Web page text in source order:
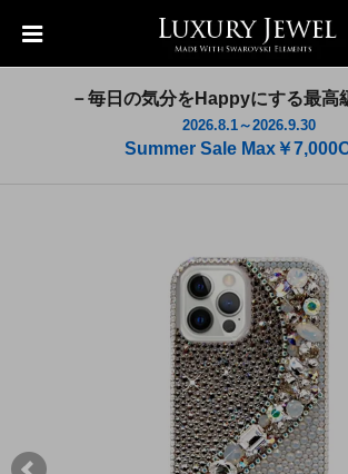
－毎日の気分をHappyにする最高
2026.8.1～2026.9.30
Summer Sale Max￥